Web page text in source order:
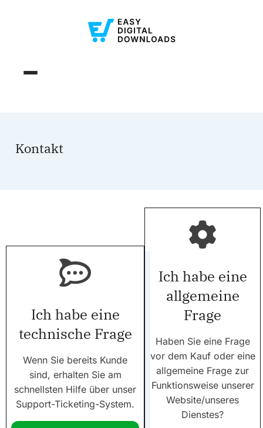
Kontakt
Ich habe eine
technische Frage
Wenn Sie bereits Kunde
sind, erhalten Sie am
schnellsten Hilfe über unser
Support-Ticketing-System.
Ich habe eine
allgemeine
Frage
Haben Sie eine Frage
vor dem Kauf oder eine
allgemeine Frage zur
Funktionsweise unserer
Website/unseres
Dienstes?